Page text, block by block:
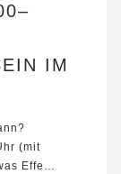
IM
(mit
Effe…